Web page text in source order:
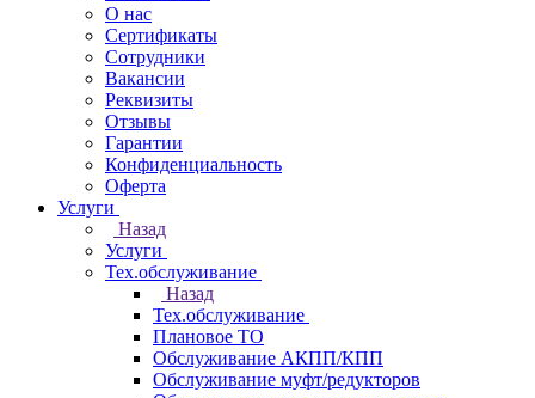
О нас
Сертификаты
Сотрудники
Вакансии
Реквизиты
Отзывы
Гарантии
Конфиденциальность
Оферта
Услуги
Назад
Услуги
Тех.обслуживание
Назад
Тех.обслуживание
Плановое ТО
Обслуживание АКПП/КПП
Обслуживание муфт/редукторов